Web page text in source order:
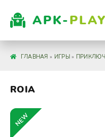
APK-PLAY
ГЛАВНАЯ » ИГРЫ»
ROIA
NEW